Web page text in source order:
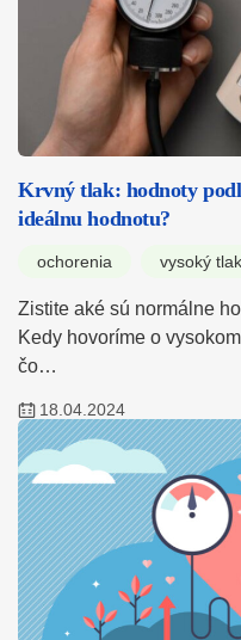
Krvný tlak: hodnoty
ideálnu hodnotu?
ochorenia vysoký tlak
Zistite aké sú normálne
Kedy hovoríme o
čo…
18.04.2024